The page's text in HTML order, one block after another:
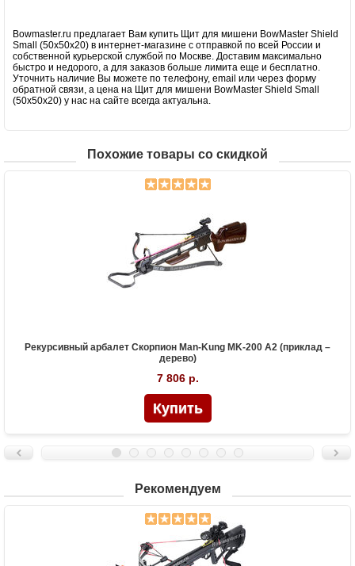
Bowmaster.ru предлагает Вам купить Щит для мишени BowMaster Shield
Small (50х50x20) в интернет-магазине с отправкой по всей России и
собственной курьерской службой по Москве. Доставим максимально
быстро и недорого, а для заказов больше лимита еще и бесплатно.
Уточнить наличие Вы можете по телефону, email или через форму
обратной связи, а цена на Щит для мишени BowMaster Shield Small
(50х50x20) у нас на сайте всегда актуальна.
Похожие товары со скидкой
Рекурсивный арбалет Скорпион Man-Kung MK-200 A2 (приклад –
дерево)
7 806 р.
Рекомендуем